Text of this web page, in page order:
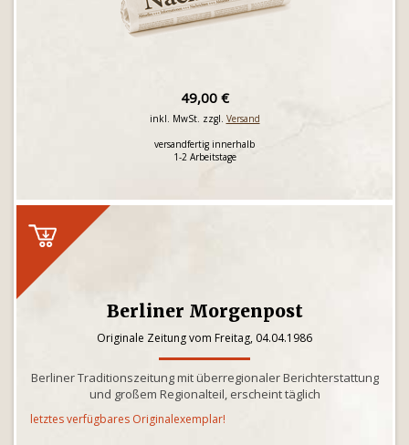
49,00 €
inkl. MwSt. zzgl. Versand
versandfertig innerhalb
1-2 Arbeitstage
Berliner Morgenpost
Originale Zeitung vom Freitag, 04.04.1986
Berliner Traditionszeitung mit überregionaler Berichterstattung
und großem Regionalteil, erscheint täglich
letztes verfügbares Originalexemplar!